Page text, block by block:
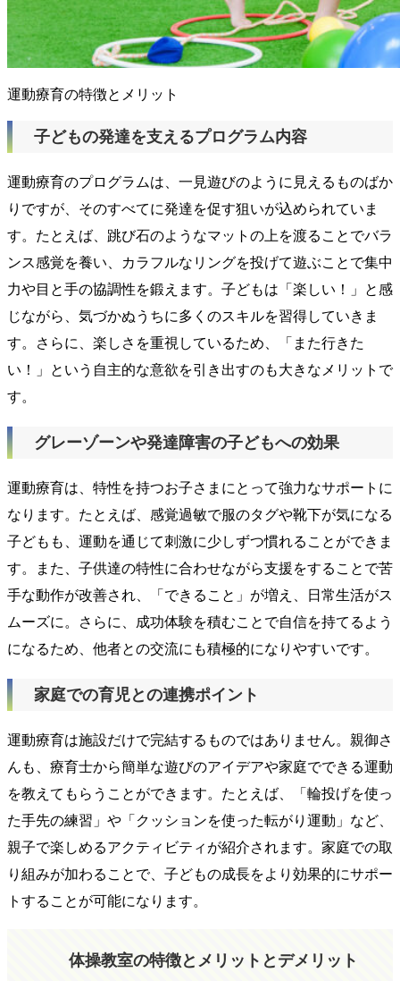
運動療育の特徴とメリット
子どもの発達を支えるプログラム内容
運動療育のプログラムは、一見遊びのように見えるものばか
りですが、そのすべてに発達を促す狙いが込められていま
す。たとえば、跳び石のようなマットの上を渡ることでバラ
ンス感覚を養い、カラフルなリングを投げて遊ぶことで集中
力や目と手の協調性を鍛えます。子どもは「楽しい！」と感
じながら、気づかぬうちに多くのスキルを習得していきま
す。さらに、楽しさを重視しているため、「また行きた
い！」という自主的な意欲を引き出すのも大きなメリットで
す。
グレーゾーンや発達障害の子どもへの効果
運動療育は、特性を持つお子さまにとって強力なサポートに
なります。たとえば、感覚過敏で服のタグや靴下が気になる
子どもも、運動を通じて刺激に少しずつ慣れることができま
す。また、子供達の特性に合わせながら支援をすることで苦
手な動作が改善され、「できること」が増え、日常生活がス
ムーズに。さらに、成功体験を積むことで自信を持てるよう
になるため、他者との交流にも積極的になりやすいです。
家庭での育児との連携ポイント
運動療育は施設だけで完結するものではありません。親御さ
んも、療育士から簡単な遊びのアイデアや家庭でできる運動
を教えてもらうことができます。たとえば、「輪投げを使っ
た手先の練習」や「クッションを使った転がり運動」など、
親子で楽しめるアクティビティが紹介されます。家庭での取
り組みが加わることで、子どもの成長をより効果的にサポー
トすることが可能になります。
体操教室の特徴とメリットとデメリット